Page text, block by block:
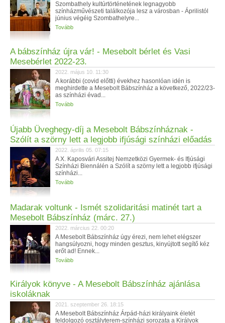
Szombathely kultúrtörténetének legnagyobb
színházművészeti találkozója lesz a városban - Áprilistól
június végéig Szombathelyre...
Tovább
A bábszínház újra vár! - Mesebolt bérlet és Vasi
Mesebérlet 2022-23.
2022. május 10. 11:30
A korábbi (covid előtti) évekhez hasonlóan idén is
meghirdette a Mesebolt Bábszínház a következő, 2022/23-
as színházi évad...
Tovább
Újabb Üveghegy-díj a Mesebolt Bábszínháznak -
Szólít a szörny lett a legjobb ifjúsági színházi előadás
2022. április 05. 07:15
A X. Kaposvári Assitej Nemzetközi Gyermek- és Ifjúsági
Színházi Biennálén a Szólít a szörny lett a legjobb ifjúsági
színházi...
Tovább
Madarak voltunk - Ismét szolidaritási matinét tart a
Mesebolt Bábszínház (márc. 27.)
2022. március 22. 00:20
A Mesebolt Bábszínház úgy érezi, nem lehet elégszer
hangsúlyozni, hogy minden gesztus, kinyújtott segítő kéz
erőt ad! Ennek...
Tovább
Királyok könyve - A Mesebolt Bábszínház ajánlása
iskoláknak
2021. szeptember 26. 18:15
A Mesebolt Bábszínház Árpád-házi királyaink életét
feldolgozó osztályterem-színházi sorozata a Királyok